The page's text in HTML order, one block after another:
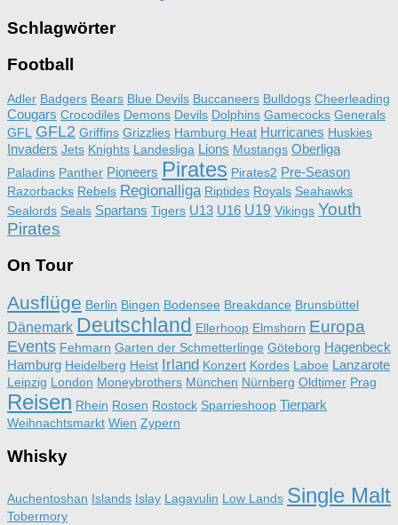
Schlagwörter
Football
Adler Badgers Bears Blue Devils Buccaneers Bulldogs Cheerleading
Cougars Crocodiles Demons Devils Dolphins Gamecocks Generals
GFL GFL2 Griffins Grizzlies Hamburg Heat Hurricanes Huskies
Invaders Jets Knights Landesliga Lions Mustangs Oberliga
Paladins Panther Pioneers Pirates Pirates2 Pre-Season
Razorbacks Rebels Regionalliga Riptides Royals Seahawks
Sealords Seals Spartans Tigers U13 U16 U19 Vikings Youth
Pirates
On Tour
Ausflüge Berlin Bingen Bodensee Breakdance Brunsbüttel
Dänemark Deutschland Ellerhoop Elmshorn Europa
Events Fehmarn Garten der Schmetterlinge Göteborg Hagenbeck
Hamburg Heidelberg Heist Irland Konzert Kordes Laboe Lanzarote
Leipzig London Moneybrothers München Nürnberg Oldtimer Prag
Reisen Rhein Rosen Rostock Sparrieshoop Tierpark
Weihnachtsmarkt Wien Zypern
Whisky
Auchentoshan Islands Islay Lagavulin Low Lands Single Malt
Tobermory